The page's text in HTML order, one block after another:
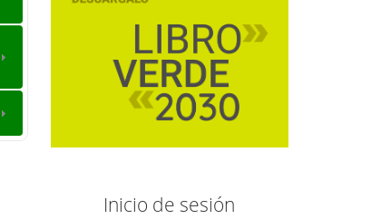
Inicio de sesión